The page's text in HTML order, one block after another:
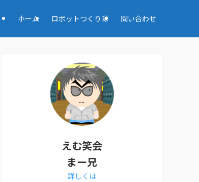
ホーム ロボットつくり隊 問い合わせ
えむ笑会
まー兄
詳しくは